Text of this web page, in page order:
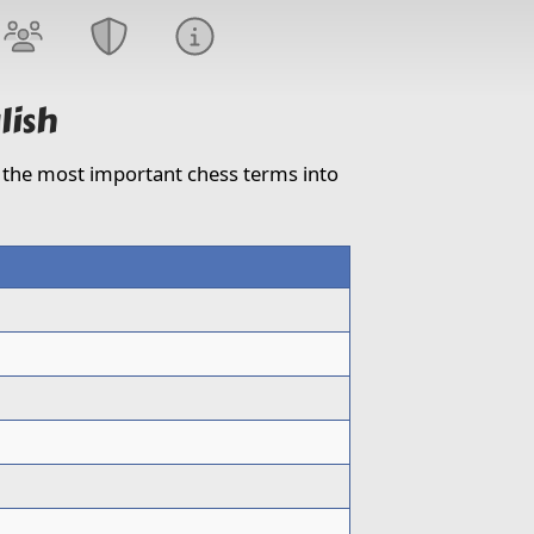
most important chess terms into